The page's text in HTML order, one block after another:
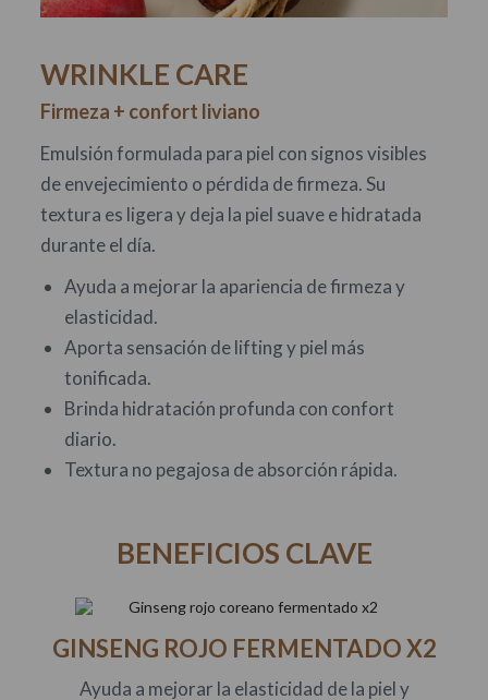
WRINKLE CARE
Firmeza + confort liviano
Emulsión formulada para piel con signos visibles
de envejecimiento o pérdida de firmeza. Su
textura es ligera y deja la piel suave e hidratada
durante el día.
Ayuda a mejorar la apariencia de firmeza y
elasticidad.
Aporta sensación de lifting y piel más
tonificada.
Brinda hidratación profunda con confort
diario.
Textura no pegajosa de absorción rápida.
BENEFICIOS CLAVE
GINSENG ROJO FERMENTADO X2
Ayuda a mejorar la elasticidad de la piel y